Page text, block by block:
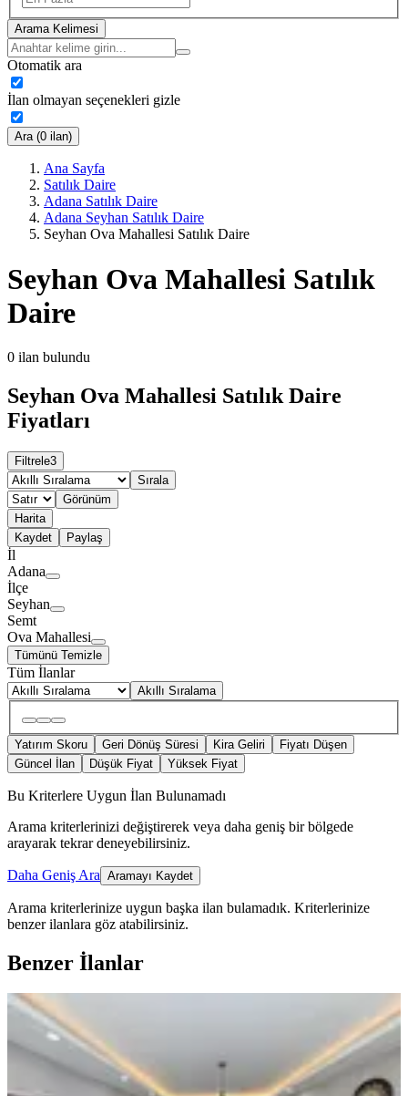
Arama Kelimesi
Otomatik ara
İlan olmayan seçenekleri gizle
Ara (0 ilan)
Ana Sayfa
Satılık Daire
Adana Satılık Daire
Adana Seyhan Satılık Daire
Seyhan Ova Mahallesi Satılık Daire
Seyhan Ova Mahallesi Satılık
Daire
0 ilan bulundu
Seyhan Ova Mahallesi Satılık Daire
Fiyatları
Filtrele3
Sırala
Görünüm
Harita
Kaydet
Paylaş
İl
Adana
İlçe
Seyhan
Semt
Ova Mahallesi
Tümünü Temizle
Tüm İlanlar
Akıllı Sıralama
Yatırım Skoru Geri Dönüş Süresi Kira Geliri
Fiyatı Düşen
Güncel İlan
Düşük Fiyat Yüksek Fiyat
Bu Kriterlere Uygun İlan Bulunamadı
Arama kriterlerinizi değiştirerek veya daha geniş bir bölgede
arayarak tekrar deneyebilirsiniz.
Daha Geniş Ara Aramayı Kaydet
Arama kriterlerinize uygun başka ilan bulamadık. Kriterlerinize
benzer ilanlara göz atabilirsiniz.
Benzer İlanlar
ÖNE ÇIKAN
Köksal Dan Reşatbey Belediye Yanı
Seyhan, Reşatbey Mahallesi